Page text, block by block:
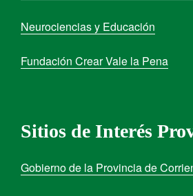
Neurociencias y Educación
Fundación Crear Vale la Pena
Sitios de Interés
Gobierno de la Provincia de